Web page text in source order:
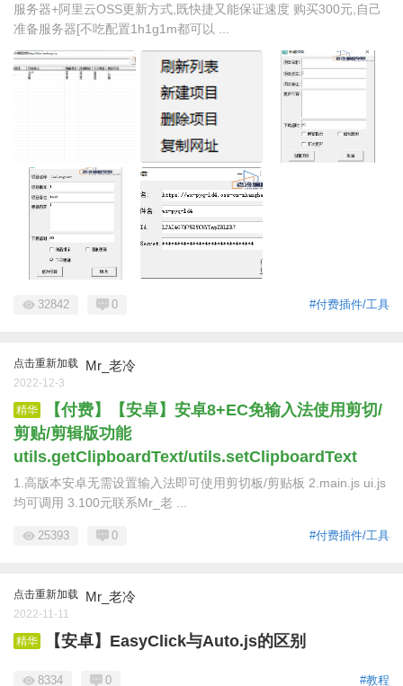
服务器+阿里云OSS更新方式,既快捷又能保证速度 购买300元,自己
准备服务器[不吃配置1h1g1m都可以 ...
#付费插件/工具
32842 0
点击重新加载 Mr_老冷
2022-12-3
精华
【付费】【安卓】安卓8+EC免输入法使用剪切/
剪贴/剪辑版功能
utils.getClipboardText/utils.setClipboardText
1.高版本安卓无需设置输入法即可使用剪切板/剪贴板 2.main.js ui.js
均可调用 3.100元联系Mr_老 ...
#付费插件/工具
25393 0
点击重新加载 Mr_老冷
2022-11-11
精华 【安卓】EasyClick与Auto.js的区别
#教程
8334 0